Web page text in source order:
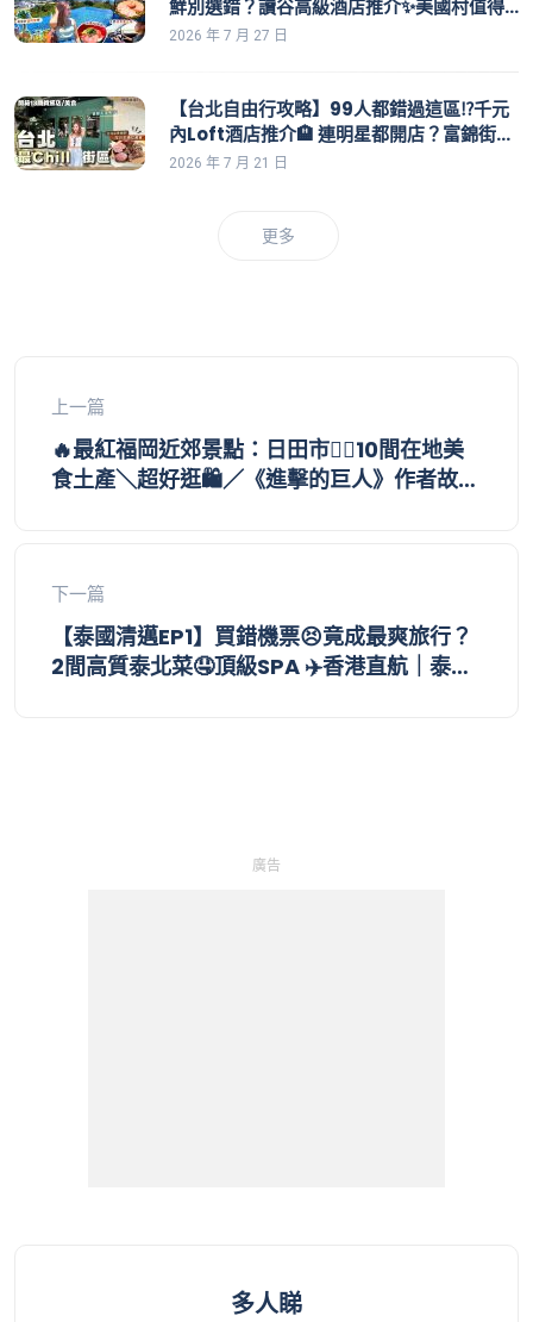
鮮別選錯？讀谷高級酒店推介✨美國村值得
去嗎？＼看日落🌇／租車攻略｜沖繩景點｜
2026 年 7 月 27 日
【台北自由行攻略】99人都錯過這區⁉️千元
內Loft酒店推介🏨 連明星都開店？富錦街慢
活魅力☕10間隱藏版質感店🛍️101策展夜景｜
2026 年 7 月 21 日
更多
上一篇
🔥最紅福岡近郊景點：日田市💁‍♀️10間在地美
食土產＼超好逛🛍️／《進擊的巨人》作者故鄉
下一篇
【泰國清邁EP1】買錯機票😣竟成最爽旅行？
2間高質泰北菜🤤頂級SPA ✈️香港直航｜泰北
廣告
多人睇